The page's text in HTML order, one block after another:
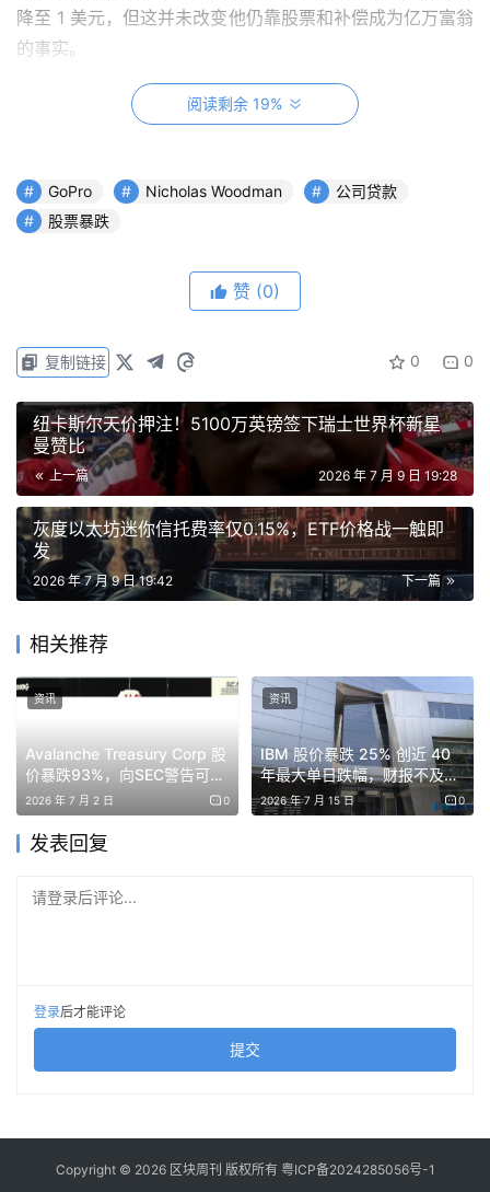
降至 1 美元，但这并未改变他仍靠股票和补偿成为亿万富翁
的事实。
公司财务数据持续恶化：营收从 2015 年的 16 亿美元降至
2025 年的约 6.5 亿美元；2026 年第一季度股东权益转为
Management 借款 5000 万美元，Woodman 家族信托也
在 11 月购买了 200 万美元股票。2026 年 5 月，董事会启
此次 2000 万美元是最近的补救措施，且资金直接来自创始
阅读剩余 19%
免责声明：本文提供的信息不是交易建议。BlockWeeks.com
不对根据本文提供的信息所做的任何投资承担责任。我们强烈
建议在做出任何投资决策之前进行独立研究或咨询合格的专业
人士。
GoPro Nicholas Woodman
公司贷款
股票暴跌
赞 (0)
0 0
复制链接
纽卡斯尔天价押注！5100万英镑签下瑞士世界杯新星
曼赞比
上一篇 2026 年 7 月 9 日 19:28
灰度以太坊迷你信托费率仅0.15%，ETF价格战一触即
发
下一篇
2026 年 7 月 9 日 19:42
相关推荐
Avalanche Treasury Corp 股
价暴跌93%，向SEC警告可能
无法生存
2026 年 7 月 2 日 0
资讯
IBM 股价暴跌 25% 创近 40
年最大单日跌幅，财报不及预
期引发科技股恐慌，加密市场
或受波及
2026 年 7 月 15 日 0
资讯
发表回复
请登录后评论...
登录后才能评论
提交
Copyright © 2026 区块周刊 版权所有 粤ICP备2024285056号-1